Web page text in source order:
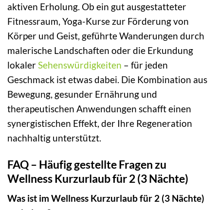
aktiven Erholung. Ob ein gut ausgestatteter
Fitnessraum, Yoga-Kurse zur Förderung von
Körper und Geist, geführte Wanderungen durch
malerische Landschaften oder die Erkundung
lokalerSehenswürdigkeiten – für jeden
Geschmack ist etwas dabei. Die Kombination aus
Bewegung, gesunder Ernährung und
therapeutischen Anwendungen schafft einen
synergistischen Effekt, der Ihre Regeneration
nachhaltig unterstützt.
FAQ – Häufig gestellte Fragen zu
Wellness Kurzurlaub für 2 (3 Nächte)
Was ist im Wellness Kurzurlaub für 2 (3 Nächte)